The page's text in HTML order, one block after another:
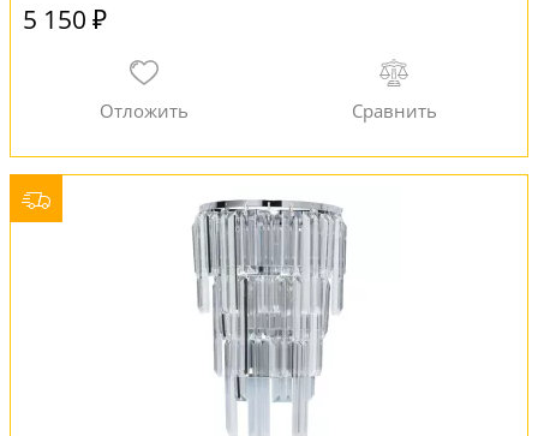
5 150 ₽